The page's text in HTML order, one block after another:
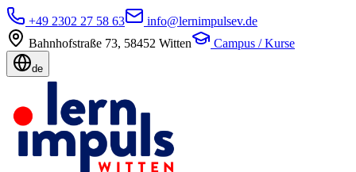
+49 2302 27 58 63
info@lernimpulsev.de
Bahnhofstraße 73, 58452 Witten Campus / Kurse
de